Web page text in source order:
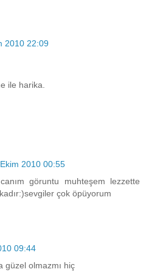
2010 22:09
ile harika.
2010 00:55
göruntu muhteşem lezzette
çok öpüyorum
09:44
güzel olmazmı hiç